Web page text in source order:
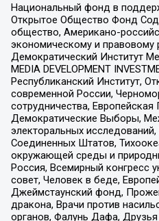
Национальный фонд в
Открытое Общество Фонд
общество, Американо-
экономическому и
Демократический Институт
MEDIA DEVELOPMENT
Республиканский Институт,
современной России,
сотрудничества,
Демократические Выборы,
электоральных
Соединенных Штатов,
окружающей среды и
Россия, Всемирный конгресс
совет, Человек в беде,
Джеймстаунский фонд,
дракона, Врачи против
органов, Фалунь Дафа, Друзья